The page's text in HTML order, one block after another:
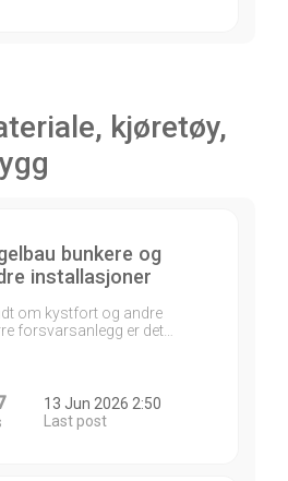
kjøretøy,
bunkere og
installasjoner
om kystfort og andre
forsvarsanlegg er det…
13 Jun 2026 2:50
Last post